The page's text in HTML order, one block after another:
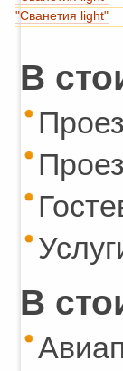
"Сванетия light"
В
В